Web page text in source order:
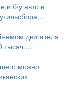
и б/у авто в
двигателя
тысяч....
можно